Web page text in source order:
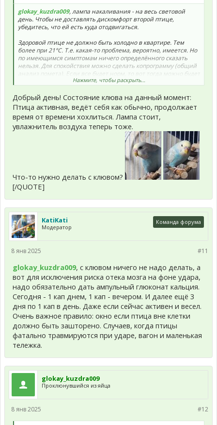
glokay_kuzdra009, лампа накаливания - на весь световой
день. Чтобы не доставлять дискомфорт второй птице,
убедитесь, что ей есть куда отодвигаться.
Здоровой птице не должно быть холодно в квартире. Тем
более при 21°С. Т.е. какая-то проблема, вероятно, имеется. Но
по имеющимся симптомам ничего определённого сказать
нельзя. Для спокойствия можно сделать копрограмму (общий
анализ помета). Если все будет норм, то вот тогда можно будет
совсем успокоиться.Нажмите, чтобы раскрыть...
Добрый день! Состояние клюва на данный момент:
Птица активная, ведёт себя как обычно, продолжает
время от времени хохлиться. Лампа стоит,
увлажнитель воздуха теперь тоже.
Что-то нужно делать с клювом?
[/QUOTE]
KatiKati
Модератор
Команда форума
#11
8 янв 2025
glokay_kuzdra009, с клювом ничего не надо делать, а
вот для исключения риска отека мозга на фоне удара,
надо обязательно дать ампульный глюконат кальция.
Сегодня - 1 кап днем, 1 кап - вечером. И далее ещё 3
дня по 1 кап в день. Даже если сейчас активен и весел.
Очень важное правило: окно если птица вне клетки
должно быть зашторено. Случаев, когда птицы
фатально травмируются при ударе, вагон и маленькая
тележка.
glokay_kuzdra009
Проклюнувшийся из яйца
#12
8 янв 2025